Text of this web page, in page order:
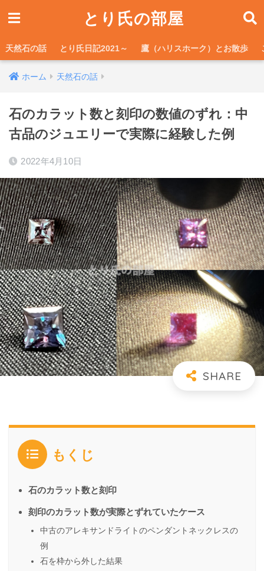
とり氏の部屋
天然石の話 とり氏日記2021～ 鷹（ハリスホーク）とお散歩
ホーム 天然石の話
石のカラット数と刻印の数値のずれ：中
古品のジュエリーで実際に経験した例
2022年4月10日
もくじ
石のカラット数と刻印
刻印のカラット数が実際とずれていたケース
中古のアレキサンドライトのペンダントネックレスの
例
石を枠から外した結果